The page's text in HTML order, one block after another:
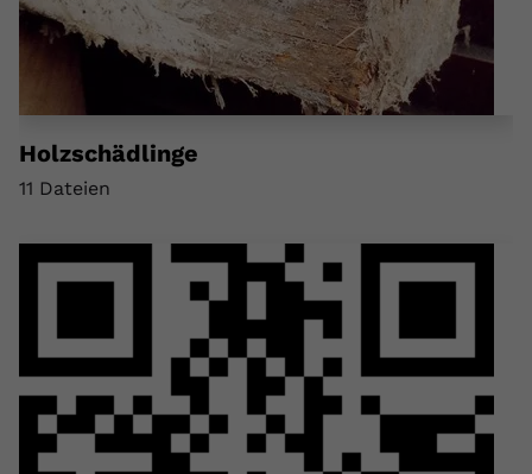
Holzschädlinge
11 Dateien